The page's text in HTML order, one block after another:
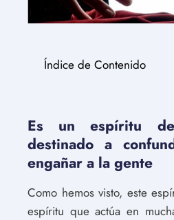
Índice de Contenido
Es un espíritu
destinado a
engañar a la gente
Como hemos visto, este
espíritu que actúa en